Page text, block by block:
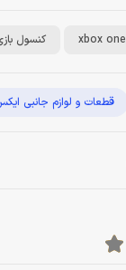
xbox one کنسول
قطعات و لوازم جانبی